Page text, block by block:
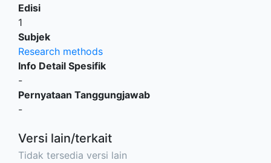
Edisi
1
Subjek
Research methods
Info Detail Spesifik
-
Pernyataan Tanggungjawab
-
Versi lain/terkait
Tidak tersedia versi lain